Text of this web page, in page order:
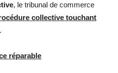
, le tribunal de commerce
collective touchant
.
réparable